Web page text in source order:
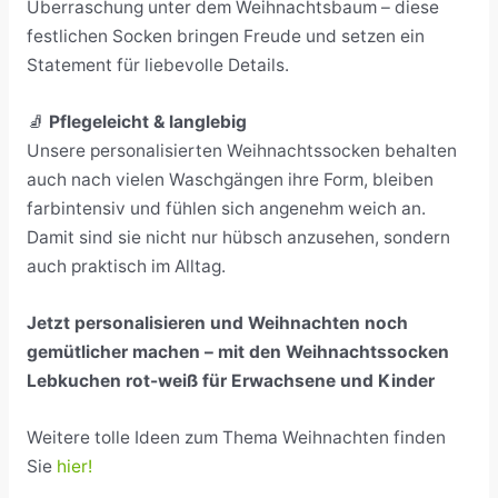
Überraschung unter dem Weihnachtsbaum – diese
festlichen Socken bringen Freude und setzen ein
Statement für liebevolle Details.
🧦 Pflegeleicht & langlebig
Unsere personalisierten Weihnachtssocken behalten
auch nach vielen Waschgängen ihre Form, bleiben
farbintensiv und fühlen sich angenehm weich an.
Damit sind sie nicht nur hübsch anzusehen, sondern
auch praktisch im Alltag.
Jetzt personalisieren und Weihnachten noch
gemütlicher machen – mit den Weihnachtssocken
Lebkuchen rot-weiß für Erwachsene und Kinder
Weitere tolle Ideen zum Thema Weihnachten finden
Sie hier!